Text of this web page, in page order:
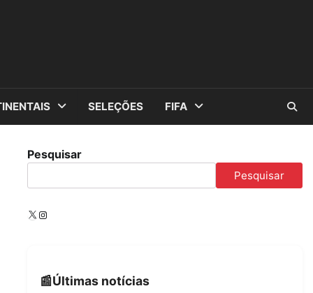
SELEÇÕES FIFA
Pesquisar
Pesquisar
X Instagram
Últimas notícias